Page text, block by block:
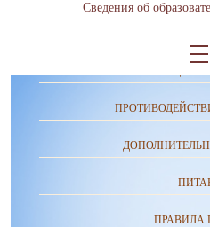
ПРАВИЛА
Сведения об